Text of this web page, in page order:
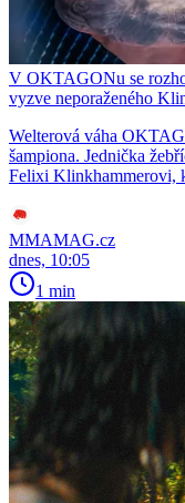
V OKTAGONu se
vyzve neporaženého
Welterová váha
šampiona. Jednička
Felixi Klinkhammerovi,
MMAMAG.cz
dnes, 10:05
1 min